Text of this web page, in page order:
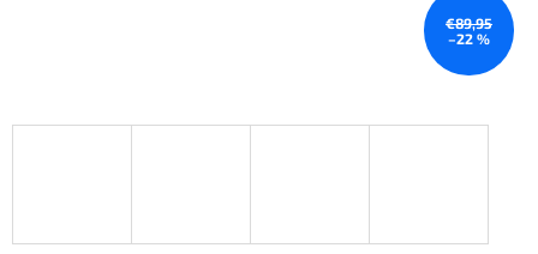
€89,95
–22 %